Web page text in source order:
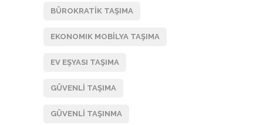
BÜROKRATIK TAŞIMA
EKONOMIK MOBILYA TAŞIMA
EV EŞYASI TAŞIMA
GÜVENLI TAŞIMA
GÜVENLI TAŞINMA